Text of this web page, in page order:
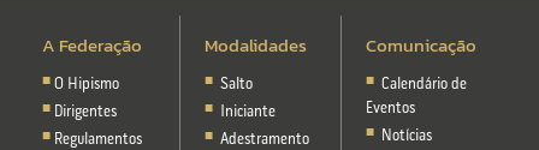
A Federação
O Hipismo
Dirigentes
Regulamentos
Modalidades
Salto
Iniciante
Adestramento
Comunicação
Calendário de
Eventos
Notícias